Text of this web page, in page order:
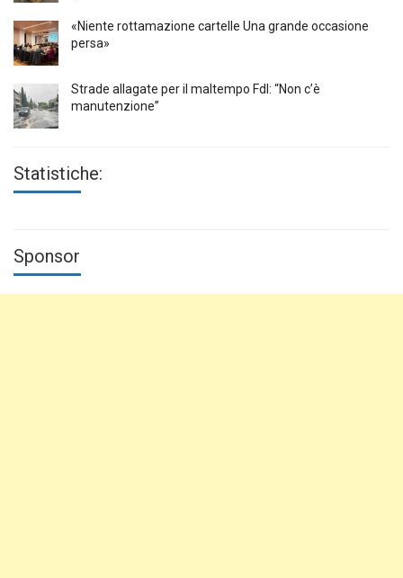
«Niente rottamazione cartelle Una grande occasione
persa»
Strade allagate per il maltempo FdI: “Non c’è
manutenzione”
Statistiche:
Sponsor